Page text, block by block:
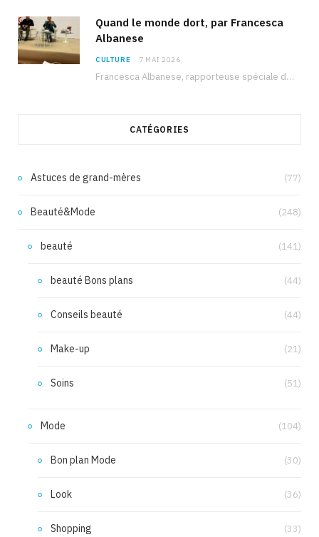
Quand le monde dort, par Francesca
Albanese
CULTURE 7 MAI 2026
Francesca Albanese, rapporteuse spéciale de l’ONU sur les territoires palestiniens occupés, était à Tunis pour…
CATÉGORIES
Astuces de grand-mères (77)
Beauté&Mode (248)
beauté (141)
beauté Bons plans (44)
Conseils beauté (44)
Make-up (21)
Soins (51)
Mode (104)
Bon plan Mode (30)
Look (36)
Shopping (33)